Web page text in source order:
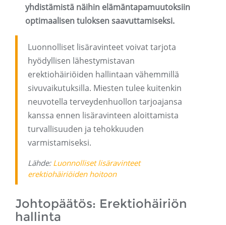
yhdistämistä näihin elämäntapamuutoksiin
optimaalisen tuloksen saavuttamiseksi.
Luonnolliset lisäravinteet voivat tarjota
hyödyllisen lähestymistavan
erektiohäiriöiden hallintaan vähemmillä
sivuvaikutuksilla. Miesten tulee kuitenkin
neuvotella terveydenhuollon tarjoajansa
kanssa ennen lisäravinteen aloittamista
turvallisuuden ja tehokkuuden
varmistamiseksi.
Lähde: Luonnolliset lisäravinteet
erektiohäiriöiden hoitoon
Johtopäätös: Erektiohäiriön
hallinta